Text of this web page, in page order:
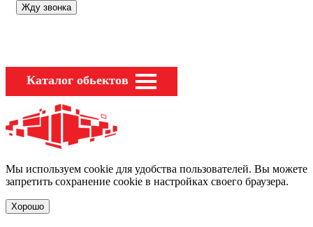
Каталог обьектов
Мы используем cookie для удобства пользователей. Вы можете
запретить сохранение cookie в настройках своего браузера.
Хорошо